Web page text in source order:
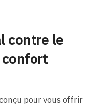
contre le
pour vous offrir